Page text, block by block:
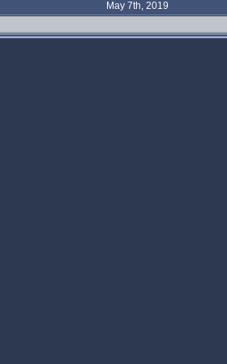
May 7th, 2019